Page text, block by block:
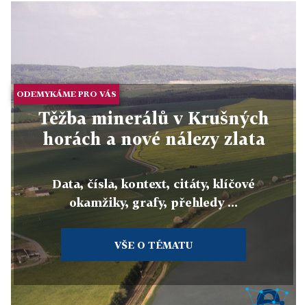
ODEMYKÁME PRO VÁS
Těžba minerálů v Krušných
horách a nové nálezy zlata
Data, čísla, kontext, citáty, klíčové
okamžiky, grafy, přehledy ...
VŠE O TÉMATU